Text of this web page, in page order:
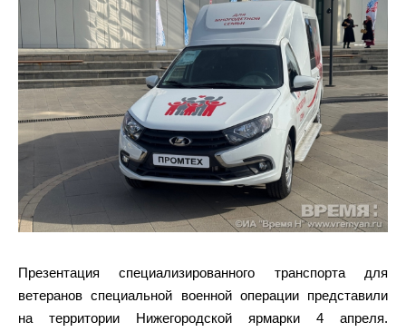
Презентация специализированного транспорта для
ветеранов специальной военной операции представили
на территории Нижегородской ярмарки 4 апреля.